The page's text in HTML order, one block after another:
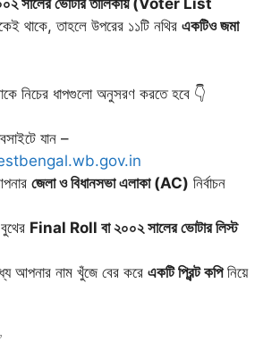
সালের ভোটার তালিকায় (Voter List
থাকে, তাহলে উপরের ১১টি নথির একটিও জমা
নিচের ধাপগুলো অনুসরণ করতে হবে 👇
যান –
জেলা ও বিধানসভা এলাকা (AC) নির্বাচন
Final Roll বা ২০০২ সালের ভোটার লিস্ট
আপনার নাম খুঁজে বের করে একটি প্রিন্ট কপিনিয়ে